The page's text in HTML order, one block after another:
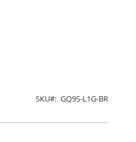
SKU GQ9S-L1G-BR